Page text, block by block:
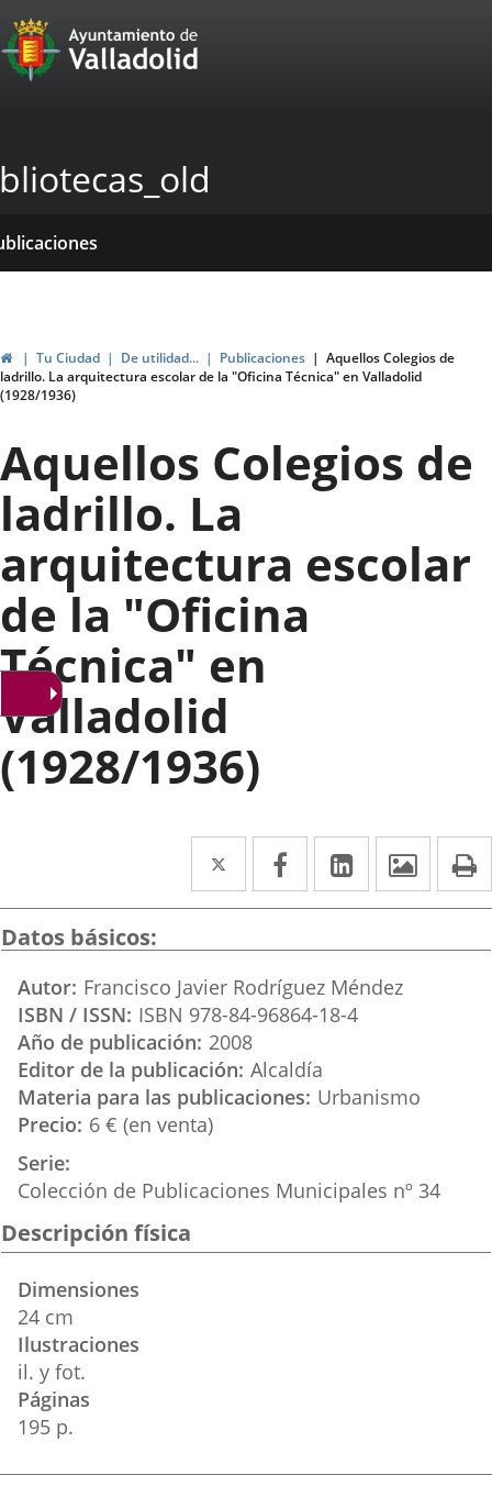
Portal
Web
Ayuntamiento
de
Valladolid
InicioTu Ciudad De utilidad... Publicaciones
Aquellos Colegios de
ladrillo. La arquitectura escolar de la "Oficina Técnica" en Valladolid
(1928/1936)
Aquellos Colegios de
ladrillo. La
arquitectura escolar
de la "Oficina
Técnica" en
Valladolid
(1928/1936)
Twitter
Enlace
a
externa.
Facebook
Enlace
a
externa.
LinkedIn
Enlace
a
externa.
Datos básicos
Autor Francisco Javier Rodríguez Méndez
ISBN / ISSN ISBN 978-84-96864-18-4
Año de publicación 2008
Editor de la publicación Alcaldía
Materia para las publicaciones Urbanismo
Precio 6 € (en venta)
Serie
Colección de Publicaciones Municipales nº 34
Descripción física
Dimensiones
24 cm
Ilustraciones
il. y fot.
Páginas
195 p.